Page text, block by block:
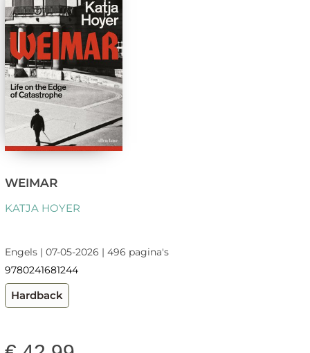
WEIMAR
KATJA HOYER
Engels | 07-05-2026 | 496 pagina's
9780241681244
Hardback